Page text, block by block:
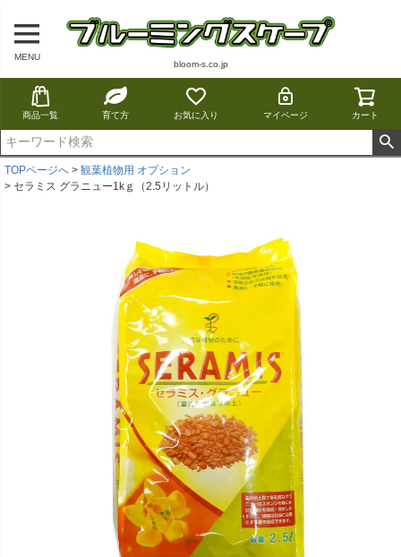
MENU
bloom-s.co.jp
商品一覧 育て方 お気に入り マイページ カート
TOPページへ
観葉植物用 オプション
セラミス グラニュー1kｇ（2.5リットル）